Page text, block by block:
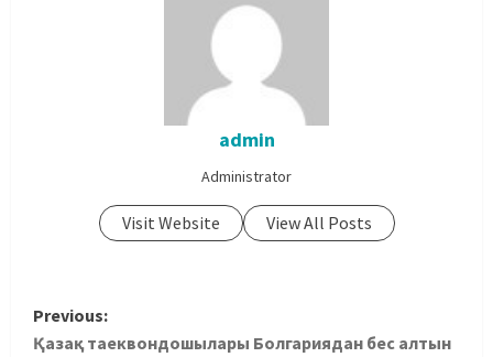
admin
Administrator
Visit Website View All Posts
Previous:
Қазақ таеквондошылары Болгариядан бес алтын